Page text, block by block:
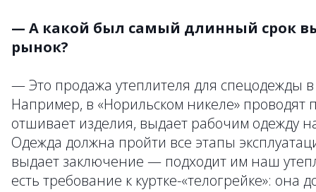
— А какой был самый длинный срок
рынок?
— Это продажа утеплителя для спецодежды
Например, в «Норильском никеле»
отшивает изделия, выдает рабочим одежду
Одежда должна пройти все этапы
выдает заключение — подходит им наш
есть требование к куртке-«телогрейке»: